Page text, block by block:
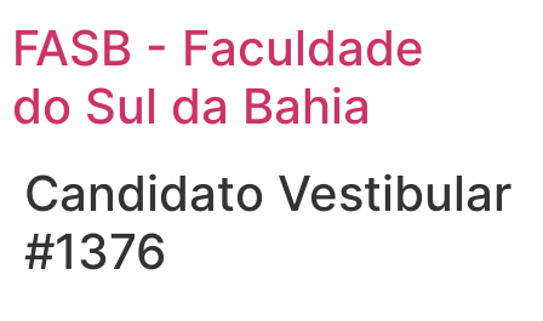
FASB - Faculdade
do Sul da Bahia
Candidato Vestibular
#1376